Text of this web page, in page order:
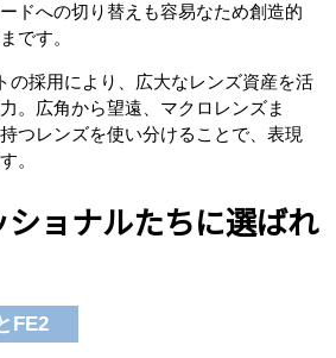
ドへの切り替えも容易なため創造的
です。
の採用により、広大なレンズ資産を活
。広角から望遠、マクロレンズま
つレンズを使い分けることで、表現
。
ョナルたちに選ばれ
FE2